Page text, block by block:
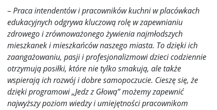
–Praca intendentów i pracowników kuchni w placówkach
edukacyjnych odgrywa kluczową rolę w zapewnianiu
zdrowego i zrównoważonego żywienia najmłodszych
mieszkanek i mieszkańców naszego miasta. To dzięki ich
zaangażowaniu, pasji i profesjonalizmowi dzieci codziennie
otrzymują posiłki, które nie tylko smakują, ale także
wspierają ich rozwój i dobre samopoczucie. Cieszę się, że
dzięki programowi „Jedz z Głową” możemy zapewnić
najwyższy poziom wiedzy i umiejętności pracownikom